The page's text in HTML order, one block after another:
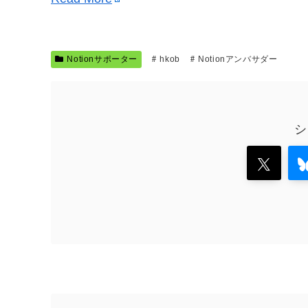
Notionサポーター hkob Notionアンバサダー